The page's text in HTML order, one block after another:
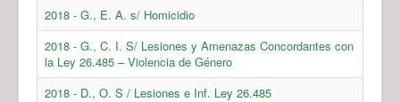
2018 - G., E. A. s/ Homicidio
2018 - G., C. I. S/ Lesiones y Amenazas Concordantes con
la Ley 26.485 – Violencia de Género
2018 - D., O. S / Lesiones e Inf. Ley 26.485